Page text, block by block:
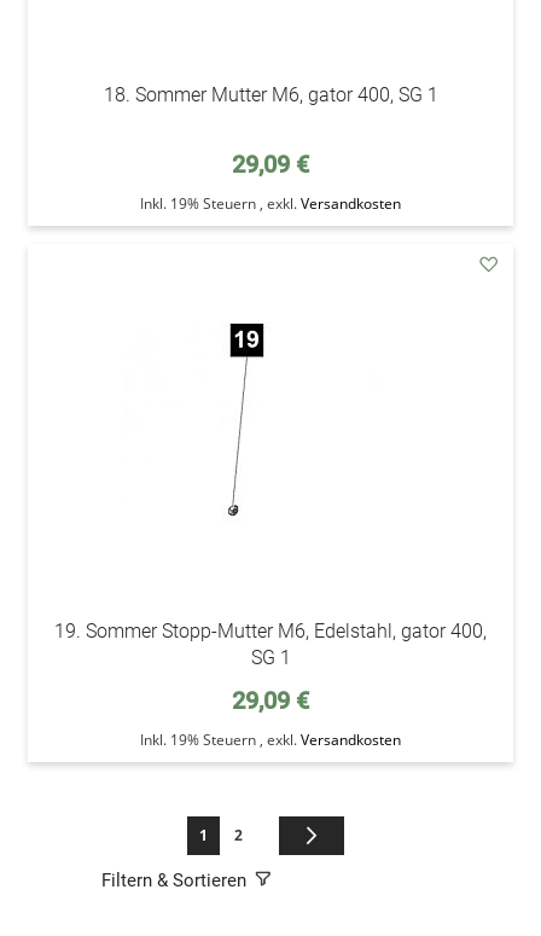
18. Sommer Mutter M6, gator 400, SG 1
29,09 €
Inkl. 19% Steuern , exkl.Versandkosten
19. Sommer Stopp-Mutter M6, Edelstahl, gator 400,
SG 1
29,09 €
Inkl. 19% Steuern , exkl.Versandkosten
Seite
Sie lesen gerade die Seite
1 Seite
2
Filtern & Sortieren